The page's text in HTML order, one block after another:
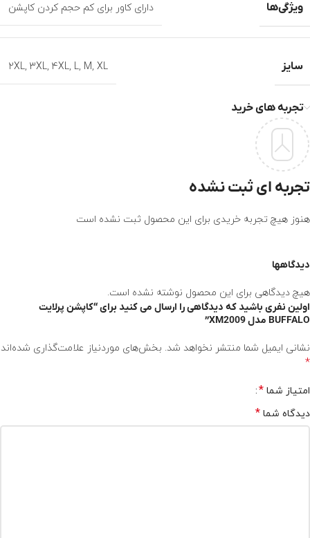
ویژگی‌ها دارای کاور برای کم حجم کردن کاپشن
سایز 2XL, 3XL, 4XL, L, M, XL
تجربه های خرید
تجربه ای ثبت نشده
هنوز هیچ تجربه خریدی برای این محصول ثبت نشده است
دیدگاهها
هیچ دیدگاهی برای این محصول نوشته نشده است.
اولین نفری باشید که دیدگاهی را ارسال می کنید برای “کاپشن پرلايت
BUFFALO مدل XM2009”
نشانی ایمیل شما منتشر نخواهد شد. بخش‌های موردنیاز علامت‌گذاری شده‌اند
*
امتیاز شما *
دیدگاه شما *